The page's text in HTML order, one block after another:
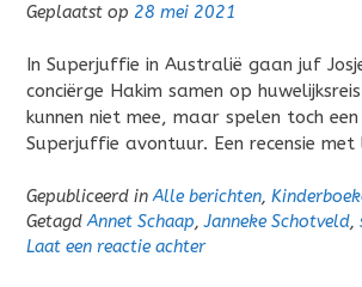
Geplaatst op 28 mei 2021
In Superjuffie in Australië gaan juf
conciërge Hakim samen op
kunnen niet mee, maar spelen toch
Superjuffie avontuur. Een recensie
Gepubliceerd inAlle berichten,
GetagdAnnet Schaap,Janneke Schotveld,
Laat een reactie achter